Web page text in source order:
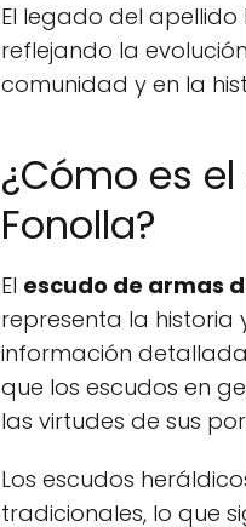
El legado del
reflejando la
comunidad y en la
¿Cómo es
Fonolla?
El escudo de armas
representa la historia
información
que los escudos en
las virtudes de sus
Los escudos
tradicionales, lo que